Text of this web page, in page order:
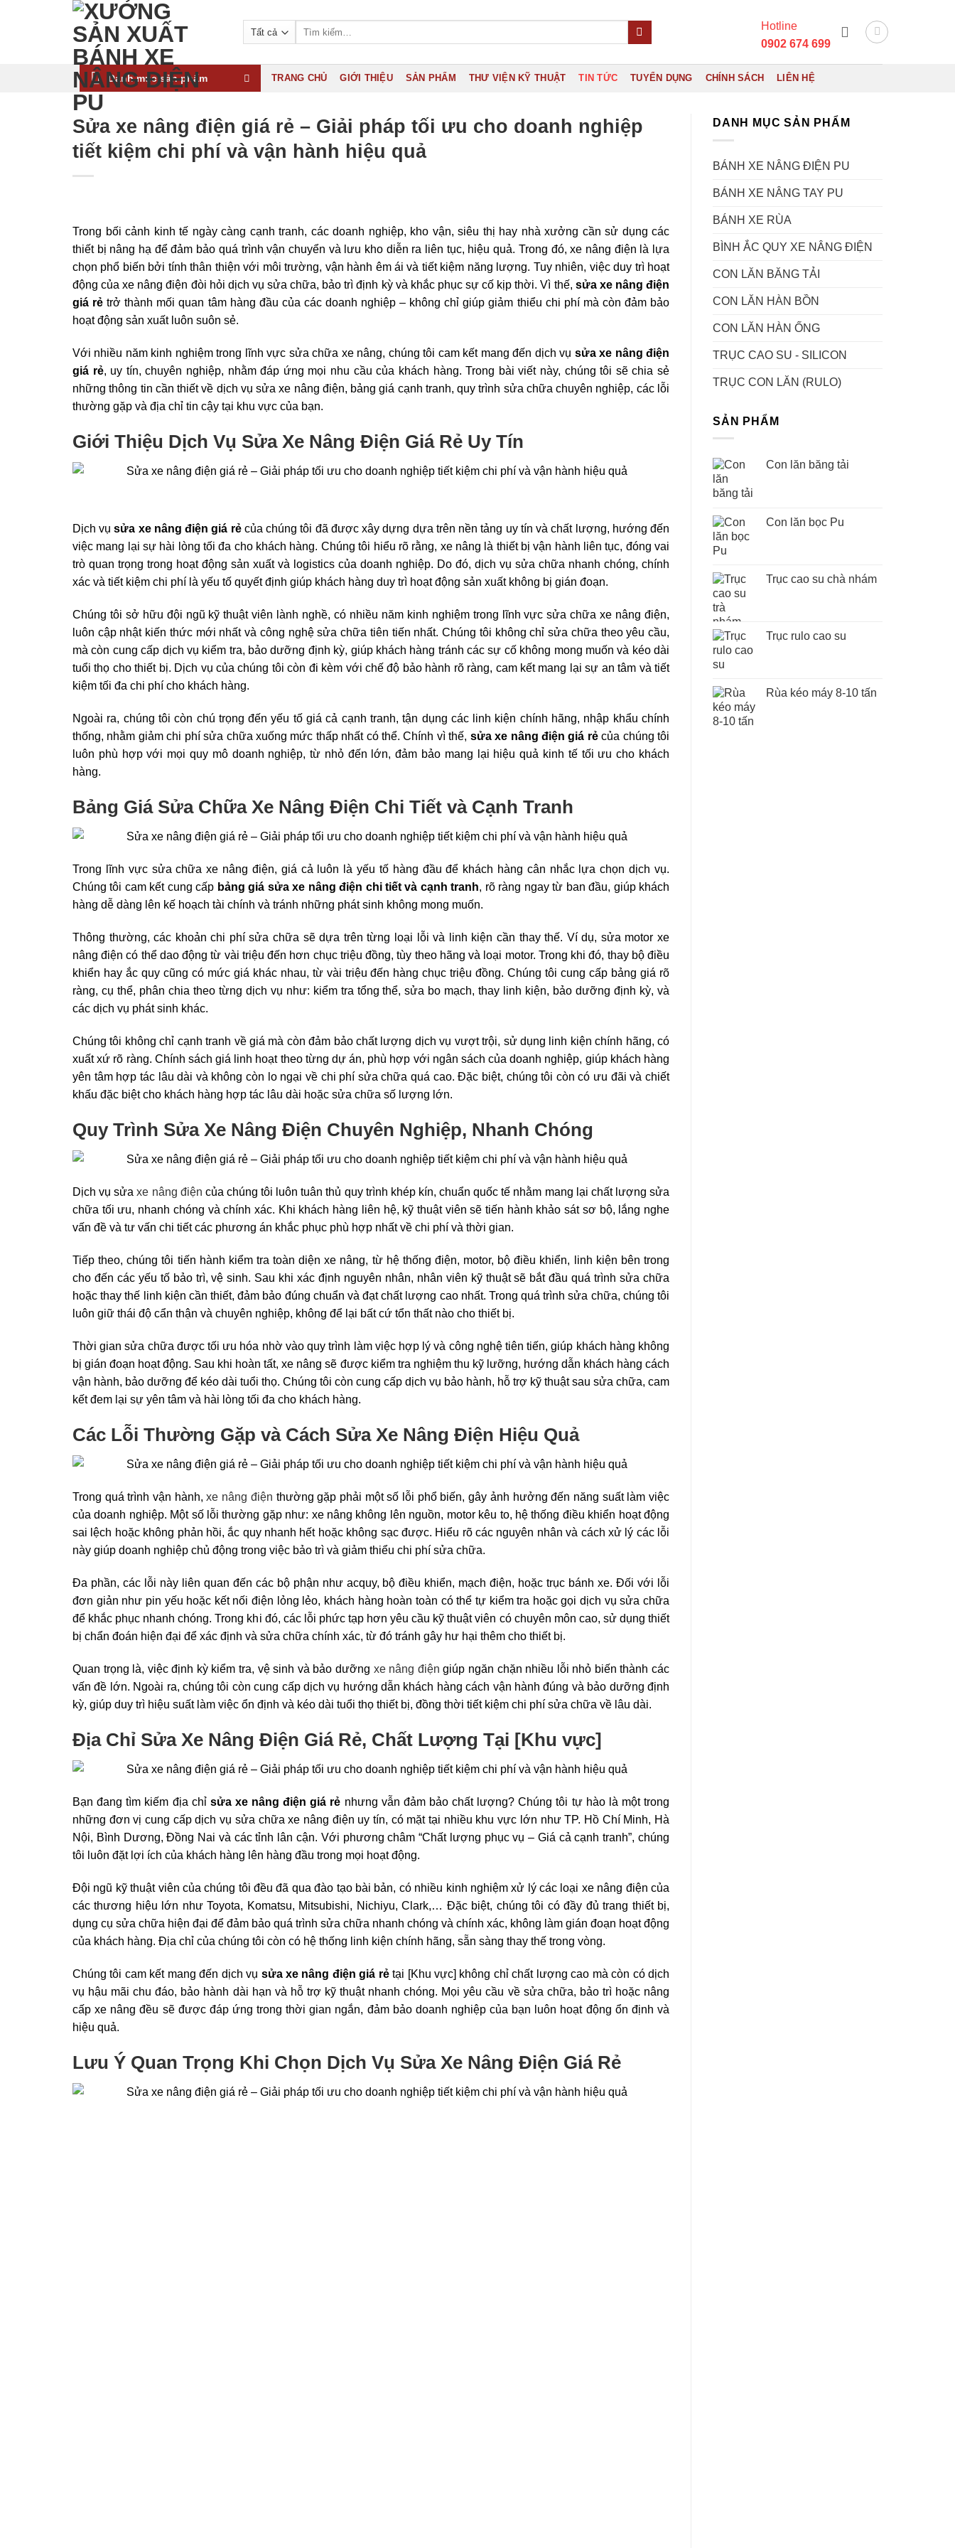
Hotline
0902 674 699
Danh mục sản phẩm TRANG CHỦ GIỚI THIỆU SẢN PHẨM THƯ VIỆN KỸ THUẬT TIN TỨC TUYỂN DỤNG CHÍNH SÁCH LIÊN HỆ
Sửa xe nâng điện giá rẻ – Giải pháp tối ưu cho doanh nghiệp
tiết kiệm chi phí và vận hành hiệu quả
Trong bối cảnh kinh tế ngày càng cạnh tranh, các doanh nghiệp, kho vận, siêu thị hay nhà xưởng cần sử dụng các
thiết bị nâng hạ để đảm bảo quá trình vận chuyển và lưu kho diễn ra liên tục, hiệu quả. Trong đó, xe nâng điện là lựa
chọn phổ biến bởi tính thân thiện với môi trường, vận hành êm ái và tiết kiệm năng lượng. Tuy nhiên, việc duy trì hoạt
động của xe nâng điện đòi hỏi dịch vụ sửa chữa, bảo trì định kỳ và khắc phục sự cố kịp thời. Vì thế, sửa xe nâng điện
giá rẻ trở thành mối quan tâm hàng đầu của các doanh nghiệp – không chỉ giúp giảm thiểu chi phí mà còn đảm bảo
hoạt động sản xuất luôn suôn sẻ.
Với nhiều năm kinh nghiệm trong lĩnh vực sửa chữa xe nâng, chúng tôi cam kết mang đến dịch vụ sửa xe nâng điện
giá rẻ, uy tín, chuyên nghiệp, nhằm đáp ứng mọi nhu cầu của khách hàng. Trong bài viết này, chúng tôi sẽ chia sẻ
những thông tin cần thiết về dịch vụ sửa xe nâng điện, bảng giá cạnh tranh, quy trình sửa chữa chuyên nghiệp, các lỗi
thường gặp và địa chỉ tin cậy tại khu vực của bạn.
Giới Thiệu Dịch Vụ Sửa Xe Nâng Điện Giá Rẻ Uy Tín
Dịch vụsửa xe nâng điện giá rẻcủa chúng tôi đã được xây dựng dựa trên nền tảng uy tín và chất lượng, hướng đến
việc mang lại sự hài lòng tối đa cho khách hàng. Chúng tôi hiểu rõ rằng, xe nâng là thiết bị vận hành liên tục, đóng vai
trò quan trọng trong hoạt động sản xuất và logistics của doanh nghiệp. Do đó, dịch vụ sửa chữa nhanh chóng, chính
xác và tiết kiệm chi phí là yếu tố quyết định giúp khách hàng duy trì hoạt động sản xuất không bị gián đoạn.
Chúng tôi sở hữu đội ngũ kỹ thuật viên lành nghề, có nhiều năm kinh nghiệm trong lĩnh vực sửa chữa xe nâng điện,
luôn cập nhật kiến thức mới nhất và công nghệ sửa chữa tiên tiến nhất. Chúng tôi không chỉ sửa chữa theo yêu cầu,
mà còn cung cấp dịch vụ kiểm tra, bảo dưỡng định kỳ, giúp khách hàng tránh các sự cố không mong muốn và kéo dài
tuổi thọ cho thiết bị. Dịch vụ của chúng tôi còn đi kèm với chế độ bảo hành rõ ràng, cam kết mang lại sự an tâm và tiết
kiệm tối đa chi phí cho khách hàng.
Ngoài ra, chúng tôi còn chú trọng đến yếu tố giá cả cạnh tranh, tận dụng các linh kiện chính hãng, nhập khẩu chính
thống, nhằm giảm chi phí sửa chữa xuống mức thấp nhất có thể. Chính vì thế, sửa xe nâng điện giá rẻcủa chúng tôi
luôn phù hợp với mọi quy mô doanh nghiệp, từ nhỏ đến lớn, đảm bảo mang lại hiệu quả kinh tế tối ưu cho khách
hàng.
Bảng Giá Sửa Chữa Xe Nâng Điện Chi Tiết và Cạnh Tranh
Trong lĩnh vực sửa chữa xe nâng điện, giá cả luôn là yếu tố hàng đầu để khách hàng cân nhắc lựa chọn dịch vụ.
Chúng tôi cam kết cung cấp bảng giá sửa xe nâng điện chi tiết và cạnh tranh, rõ ràng ngay từ ban đầu, giúp khách
hàng dễ dàng lên kế hoạch tài chính và tránh những phát sinh không mong muốn.
Thông thường, các khoản chi phí sửa chữa sẽ dựa trên từng loại lỗi và linh kiện cần thay thế. Ví dụ, sửa motor xe
nâng điện có thể dao động từ vài triệu đến hơn chục triệu đồng, tùy theo hãng và loại motor. Trong khi đó, thay bộ điều
khiển hay ắc quy cũng có mức giá khác nhau, từ vài triệu đến hàng chục triệu đồng. Chúng tôi cung cấp bảng giá rõ
ràng, cụ thể, phân chia theo từng dịch vụ như: kiểm tra tổng thể, sửa bo mạch, thay linh kiện, bảo dưỡng định kỳ, và
các dịch vụ phát sinh khác.
Chúng tôi không chỉ cạnh tranh về giá mà còn đảm bảo chất lượng dịch vụ vượt trội, sử dụng linh kiện chính hãng, có
xuất xứ rõ ràng. Chính sách giá linh hoạt theo từng dự án, phù hợp với ngân sách của doanh nghiệp, giúp khách hàng
yên tâm hợp tác lâu dài và không còn lo ngại về chi phí sửa chữa quá cao. Đặc biệt, chúng tôi còn có ưu đãi và chiết
khấu đặc biệt cho khách hàng hợp tác lâu dài hoặc sửa chữa số lượng lớn.
Quy Trình Sửa Xe Nâng Điện Chuyên Nghiệp, Nhanh Chóng
Dịch vụ sửaxe nâng điện của chúng tôi luôn tuân thủ quy trình khép kín, chuẩn quốc tế nhằm mang lại chất lượng sửa
chữa tối ưu, nhanh chóng và chính xác. Khi khách hàng liên hệ, kỹ thuật viên sẽ tiến hành khảo sát sơ bộ, lắng nghe
vấn đề và tư vấn chi tiết các phương án khắc phục phù hợp nhất về chi phí và thời gian.
Tiếp theo, chúng tôi tiến hành kiểm tra toàn diện xe nâng, từ hệ thống điện, motor, bộ điều khiển, linh kiện bên trong
cho đến các yếu tố bảo trì, vệ sinh. Sau khi xác định nguyên nhân, nhân viên kỹ thuật sẽ bắt đầu quá trình sửa chữa
hoặc thay thế linh kiện cần thiết, đảm bảo đúng chuẩn và đạt chất lượng cao nhất. Trong quá trình sửa chữa, chúng tôi
luôn giữ thái độ cẩn thận và chuyên nghiệp, không để lại bất cứ tổn thất nào cho thiết bị.
Thời gian sửa chữa được tối ưu hóa nhờ vào quy trình làm việc hợp lý và công nghệ tiên tiến, giúp khách hàng không
bị gián đoạn hoạt động. Sau khi hoàn tất, xe nâng sẽ được kiểm tra nghiệm thu kỹ lưỡng, hướng dẫn khách hàng cách
vận hành, bảo dưỡng để kéo dài tuổi thọ. Chúng tôi còn cung cấp dịch vụ bảo hành, hỗ trợ kỹ thuật sau sửa chữa, cam
kết đem lại sự yên tâm và hài lòng tối đa cho khách hàng.
Các Lỗi Thường Gặp và Cách Sửa Xe Nâng Điện Hiệu Quả
Trong quá trình vận hành,xe nâng điện thường gặp phải một số lỗi phổ biến, gây ảnh hưởng đến năng suất làm việc
của doanh nghiệp. Một số lỗi thường gặp như: xe nâng không lên nguồn, motor kêu to, hệ thống điều khiển hoạt động
sai lệch hoặc không phản hồi, ắc quy nhanh hết hoặc không sạc được. Hiểu rõ các nguyên nhân và cách xử lý các lỗi
này giúp doanh nghiệp chủ động trong việc bảo trì và giảm thiểu chi phí sửa chữa.
Đa phần, các lỗi này liên quan đến các bộ phận như acquy, bộ điều khiển, mạch điện, hoặc trục bánh xe. Đối với lỗi
đơn giản như pin yếu hoặc kết nối điện lỏng lẻo, khách hàng hoàn toàn có thể tự kiểm tra hoặc gọi dịch vụ sửa chữa
để khắc phục nhanh chóng. Trong khi đó, các lỗi phức tạp hơn yêu cầu kỹ thuật viên có chuyên môn cao, sử dụng thiết
bị chẩn đoán hiện đại để xác định và sửa chữa chính xác, từ đó tránh gây hư hại thêm cho thiết bị.
Quan trọng là, việc định kỳ kiểm tra, vệ sinh và bảo dưỡng xe nâng điệngiúp ngăn chặn nhiều lỗi nhỏ biến thành các
vấn đề lớn. Ngoài ra, chúng tôi còn cung cấp dịch vụ hướng dẫn khách hàng cách vận hành đúng và bảo dưỡng định
kỳ, giúp duy trì hiệu suất làm việc ổn định và kéo dài tuổi thọ thiết bị, đồng thời tiết kiệm chi phí sửa chữa về lâu dài.
Địa Chỉ Sửa Xe Nâng Điện Giá Rẻ, Chất Lượng Tại [Khu vực]
Bạn đang tìm kiếm địa chỉ sửa xe nâng điện giá rẻ nhưng vẫn đảm bảo chất lượng? Chúng tôi tự hào là một trong
những đơn vị cung cấp dịch vụ sửa chữa xe nâng điện uy tín, có mặt tại nhiều khu vực lớn như TP. Hồ Chí Minh, Hà
Nội, Bình Dương, Đồng Nai và các tỉnh lân cận. Với phương châm “Chất lượng phục vụ – Giá cả cạnh tranh”, chúng
tôi luôn đặt lợi ích của khách hàng lên hàng đầu trong mọi hoạt động.
Đội ngũ kỹ thuật viên của chúng tôi đều đã qua đào tạo bài bản, có nhiều kinh nghiệm xử lý các loại xe nâng điện của
các thương hiệu lớn như Toyota, Komatsu, Mitsubishi, Nichiyu, Clark,… Đặc biệt, chúng tôi có đầy đủ trang thiết bị,
dụng cụ sửa chữa hiện đại để đảm bảo quá trình sửa chữa nhanh chóng và chính xác, không làm gián đoạn hoạt động
của khách hàng. Địa chỉ của chúng tôi còn có hệ thống linh kiện chính hãng, sẵn sàng thay thế trong vòng.
Chúng tôi cam kết mang đến dịch vụ sửa xe nâng điện giá rẻtại [Khu vực] không chỉ chất lượng cao mà còn có dịch
vụ hậu mãi chu đáo, bảo hành dài hạn và hỗ trợ kỹ thuật nhanh chóng. Mọi yêu cầu về sửa chữa, bảo trì hoặc nâng
cấp xe nâng đều sẽ được đáp ứng trong thời gian ngắn, đảm bảo doanh nghiệp của bạn luôn hoạt động ổn định và
hiệu quả.
Lưu Ý Quan Trọng Khi Chọn Dịch Vụ Sửa Xe Nâng Điện Giá Rẻ
DANH MỤC SẢN PHẨM
BÁNH XE NÂNG ĐIỆN PU
BÁNH XE NÂNG TAY PU
BÁNH XE RÙA
BÌNH ẮC QUY XE NÂNG ĐIỆN
CON LĂN BĂNG TẢI
CON LĂN HÀN BỒN
CON LĂN HÀN ỐNG
TRỤC CAO SU - SILICON
TRỤC CON LĂN (RULO)
SẢN PHẨM
Con lăn băng tải
Con lăn bọc Pu
Trục cao su chà nhám
Trục rulo cao su
Rùa kéo máy 8-10 tấn